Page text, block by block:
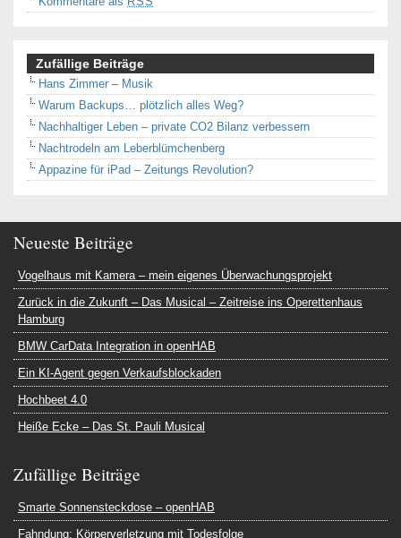
Zufällige Beiträge
Hans Zimmer – Musik
Warum Backups… plötzlich alles Weg?
Nachhaltiger Leben – private CO2 Bilanz verbessern
Nachtrodeln am Leberblümchenberg
Appazine für iPad – Zeitungs Revolution?
Neueste Beiträge
Vogelhaus mit Kamera – mein eigenes Überwachungsprojekt
Zurück in die Zukunft – Das Musical – Zeitreise ins Operettenhaus
Hamburg
BMW CarData Integration in openHAB
Ein KI-Agent gegen Verkaufsblockaden
Hochbeet 4.0
Heiße Ecke – Das St. Pauli Musical
Zufällige Beiträge
Smarte Sonnensteckdose – openHAB
Fahndung: Körperverletzung mit Todesfolge